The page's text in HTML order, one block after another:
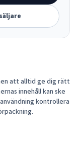
att alltid ge dig rätt
innehåll kan ske
kontrollera